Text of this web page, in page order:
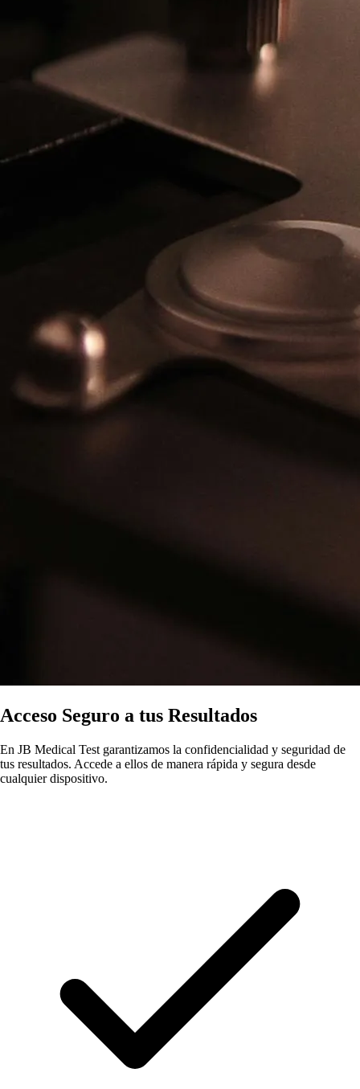
Acceso Seguro a tus Resultados
En JB Medical Test garantizamos la confidencialidad y seguridad de
tus resultados. Accede a ellos de manera rápida y segura desde
cualquier dispositivo.